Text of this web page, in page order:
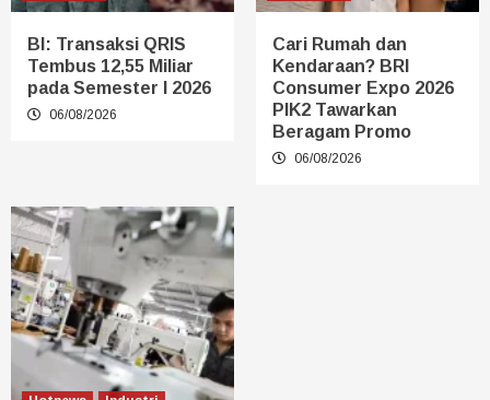
BI: Transaksi QRIS
Tembus 12,55 Miliar
pada Semester I 2026
06/08/2026
Cari Rumah dan
Kendaraan? BRI
Consumer Expo 2026
PIK2 Tawarkan
Beragam Promo
06/08/2026